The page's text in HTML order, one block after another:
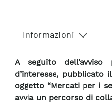
Informazioni
A seguito dell’avviso
d’interesse, pubblicato
oggetto “Mercati per i
avvia un percorso di